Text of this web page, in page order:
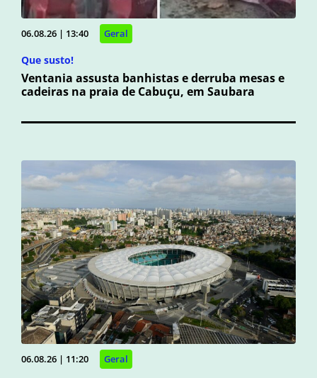
06.08.26 | 13:40 Geral
Que susto!
Ventania assusta banhistas e derruba mesas e
cadeiras na praia de Cabuçu, em Saubara
06.08.26 | 11:20 Geral